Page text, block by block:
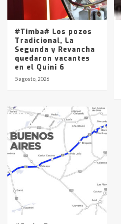
#Timba# Los pozos
Tradicional, La
Segunda y Revancha
quedaron vacantes
en el Quini 6
5 agosto, 2026